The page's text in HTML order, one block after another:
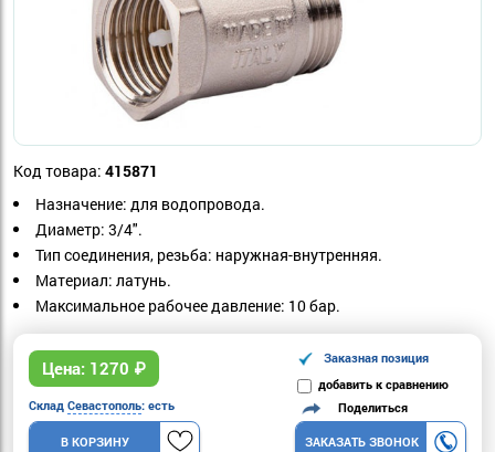
Код товара: 415871
Назначение: для водопровода.
Диаметр: 3/4".
Тип соединения, резьба: наружная-внутренняя.
Материал: латунь.
Максимальное рабочее давление: 10 бар.
Цена: 1270 ₽
Заказная позиция
добавить к сравнению
Склад Севастополь: есть
В КОРЗИНУ
Поделиться
ЗАКАЗАТЬ ЗВОНОК